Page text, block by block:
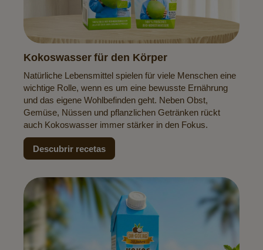
Kokoswasser für den Körper
Natürliche Lebensmittel spielen für viele Menschen eine
wichtige Rolle, wenn es um eine bewusste Ernährung
und das eigene Wohlbefinden geht. Neben Obst,
Gemüse, Nüssen und pflanzlichen Getränken rückt
auch Kokoswasser immer stärker in den Fokus.
Descubrir recetas